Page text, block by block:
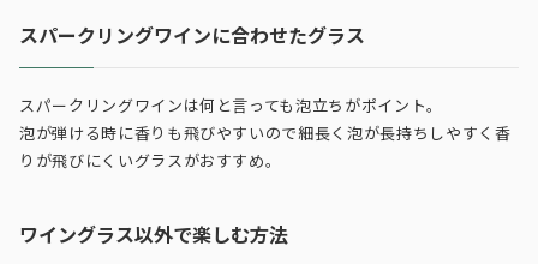
スパークリングワインに合わせたグラス
スパークリングワインは何と言っても泡立ちがポイント。
泡が弾ける時に香りも飛びやすいので細長く泡が長持ちしやすく香
りが飛びにくいグラスがおすすめ。
ワイングラス以外で楽しむ方法